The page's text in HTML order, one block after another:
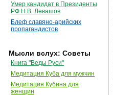
Умер кандидат в Президенты
РФ Н.В. Левашов
Блеф славяно-арийских
пропагандистов
Мысли вслух: Советы
Книга "Веды Руси"
Медитация Куба для мужчин
Медитация Кубина для
женщин